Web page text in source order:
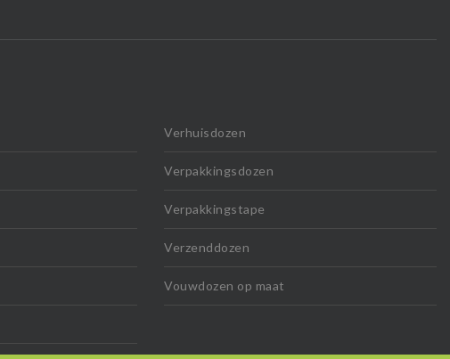
Verhuisdozen
Verpakkingsdozen
Verpakkingstape
Verzenddozen
Vouwdozen op maat